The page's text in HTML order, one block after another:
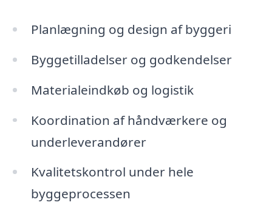
Planlægning og design af byggeri
Byggetilladelser og godkendelser
Materialeindkøb og logistik
Koordination af håndværkere og
underleverandører
Kvalitetskontrol under hele
byggeprocessen